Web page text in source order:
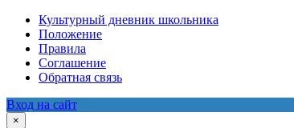
Культурный дневник школьника
Положение
Правила
Соглашение
Обратная связь
Вход на сайт
×